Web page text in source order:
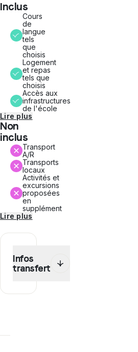
Inclus
Cours
de
langue
tels
que
choisis
Logement
et repas
tels que
choisis
Accès aux
infrastructures
de l'école
Lire plus
Non
inclus
Transport
A/R
Transports
locaux
Activités et
excursions
proposées
en
supplément
Lire plus
Infos
transfert
le